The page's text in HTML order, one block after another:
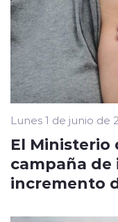
Lunes 1 de junio de
El Ministerio
campaña
incremento